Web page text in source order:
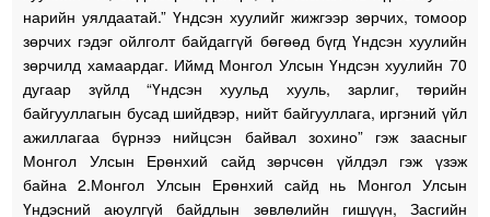
нарийн уялдаатай.” Үндсэн хуулийг жижгээр зөрчих, томоор
зөрчих гэдэг ойлголт байдаггүй бөгөөд бүгд Үндсэн хуулийн
зөрчилд хамаардаг. Иймд Монгол Улсын Үндсэн хуулийн 70
дугаар зүйлд “Үндсэн хуульд хууль, зарлиг, төрийн
байгууллагын бусад шийдвэр, нийт байгууллага, иргэний үйл
ажиллагаа бүрнээ нийцсэн байвал зохино” гэж заасныг
Монгол Улсын Ерөнхий сайд зөрчсөн үйлдэл гэж үзэж
байна 2.Монгол Улсын Ерөнхий сайд нь Монгол Улсын
Үндэсний аюулгүй байдлын зөвлөлийн гишүүн, Засгийн